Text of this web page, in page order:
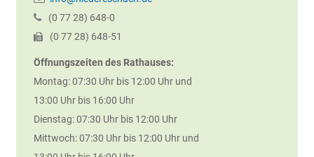
(0 7728) 648-0
(0 7728) 648-51
Öffnungszeiten des Rathauses:
Montag: 07:30 Uhr bis 12:00 Uhr und
13:00 Uhr bis 16:00 Uhr
Dienstag: 07:30 Uhr bis 12:00 Uhr
Mittwoch: 07:30 Uhr bis 12:00 Uhr und